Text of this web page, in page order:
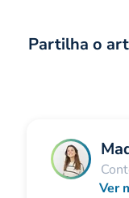
Partilha o
Ver